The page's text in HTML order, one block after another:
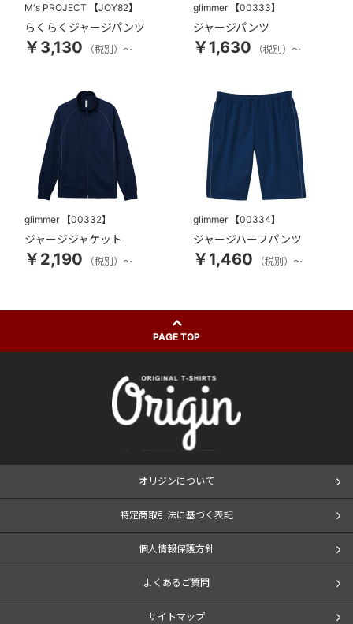
M's PROJECT 【JOY82】
らくらくジャージパンツ
￥3,130 （税別）～
glimmer 【00333】
ジャージパンツ
￥1,630 （税別）～
glimmer 【00332】
ジャージジャケット
￥2,190 （税別）～
glimmer 【00334】
ジャージハーフパンツ
￥1,460 （税別）～
PAGE TOP
オリジンについて
特定商取引法に基づく表記
個人情報保護方針
よくあるご質問
サイトマップ